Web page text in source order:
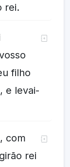
rei.
filho
e levai-
com
rei